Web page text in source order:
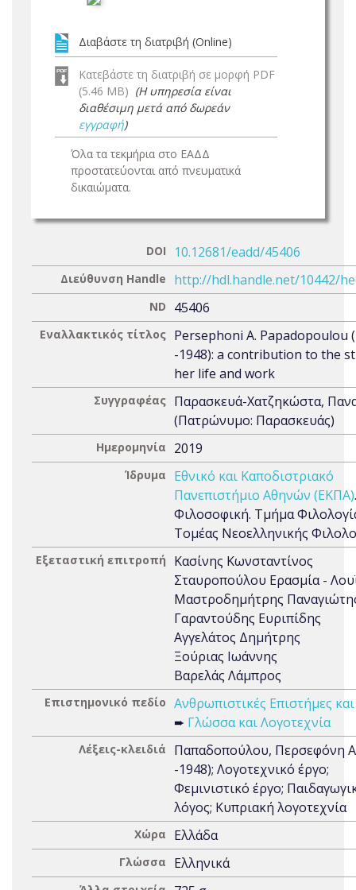
Διαβάστε τη διατριβή (Online)
Κατεβάστε τη διατριβή σε μορφή PDF
(5.46 MB) (Η υπηρεσία είναι
διαθέσιμη μετά από δωρεάν
εγγραφή)
Όλα τα τεκμήρια στο ΕΑΔΔ
προστατεύονται από πνευματικά
δικαιώματα.
DOI 10.12681/eadd/45406
Διεύθυνση Handle http://hdl.handle.net/10442/
ND 45406
Εναλλακτικός τίτλος Persephoni A. Papadopoulou
-1948): a contribution to the
her life and work
Συγγραφέας Παρασκευά-Χατζηκώστα,
(Πατρώνυμο: Παρασκευάς)
Ημερομηνία 2019
Ίδρυμα
Εθνικό και Καποδιστριακό
Πανεπιστήμιο Αθηνών (ΕΚΠΑ)
Φιλοσοφική. Τμήμα
Τομέας Νεοελληνικής
Εξεταστική επιτροπή
Κασίνης Κωνσταντίνος
Σταυροπούλου Ερασμία -
Μαστροδημήτρης
Γαραντούδης Ευριπίδης
Αγγελάτος Δημήτρης
Ξούριας Ιωάννης
Βαρελάς Λάμπρος
Επιστημονικό πεδίο Ανθρωπιστικές Επιστήμες
➨ Γλώσσα και Λογοτεχνία
Λέξεις-κλειδιά
Παπαδοπούλου, Περσεφόνη
-1948); Λογοτεχνικό έργο;
Φεμινιστικό έργο;
λόγος; Κυπριακή λογοτεχνία
Χώρα Ελλάδα
Γλώσσα Ελληνικά